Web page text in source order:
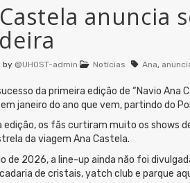
anuncia
by @UHOST-admin Notícias Ana,
da primeira edição de “Navio
janeiro do ano que vem, partindo do
edição, os fãs curtiram muito os shows
da viagem Ana Castela.
de 2026, a line-up ainda não foi
de cristais, yatch club e parque